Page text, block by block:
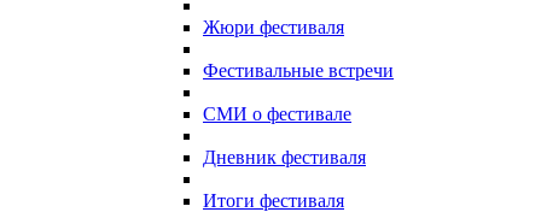
Жюри фестиваля
Фестивальные встречи
СМИ о фестивале
Дневник фестиваля
Итоги фестиваля